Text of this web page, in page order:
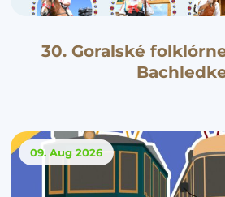
30. Goralské
09. Aug 2026